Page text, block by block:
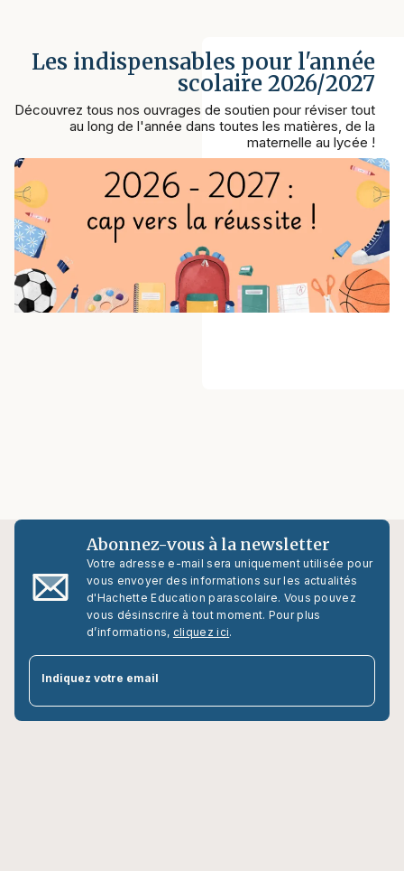
Les indispensables pour l'année
scolaire 2026/2027
Découvrez tous nos ouvrages de soutien pour réviser tout
au long de l'année dans toutes les matières, de la
maternelle au lycée !
Abonnez-vous à la newsletter
Votre adresse e-mail sera uniquement utilisée pour
vous envoyer des informations sur les actualités
d'Hachette Education parascolaire. Vous pouvez
vous désinscrire à tout moment. Pour plus
d’informations, cliquez ici.
Indiquez votre email